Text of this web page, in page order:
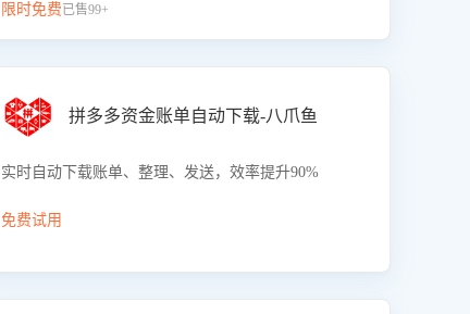
限时免费已售99+
拼多多资金账单自动下载-八爪鱼
实时自动下载账单、整理、发送，效率提升90%
免费试用